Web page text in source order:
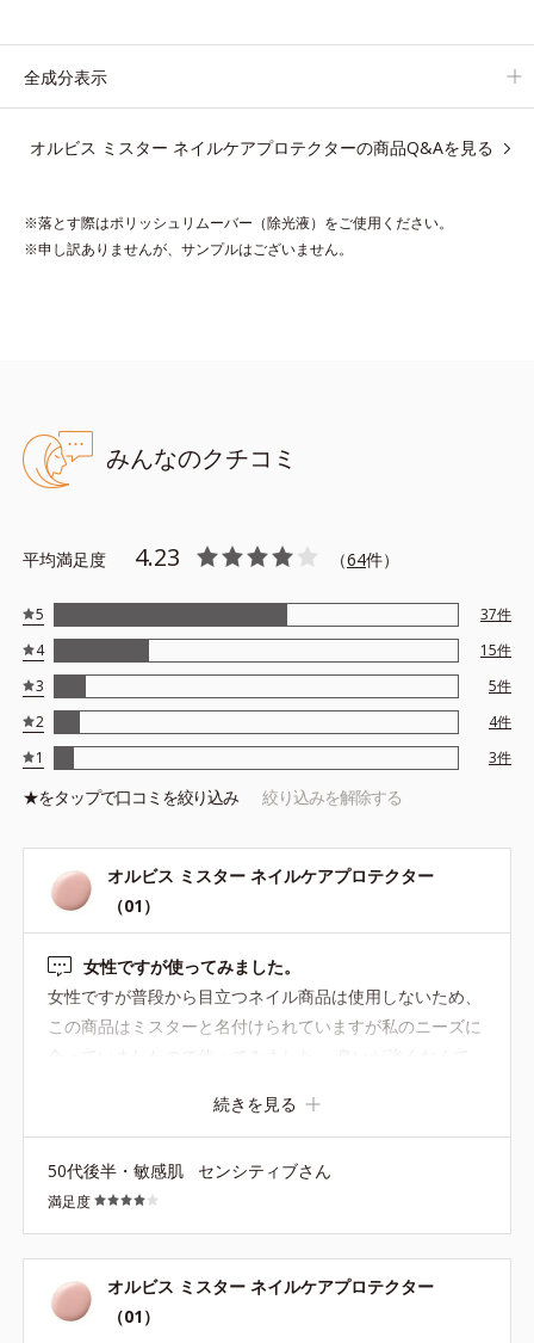
潔感のある好印象な手元へ導くくすみピンク
【ご使用方法】
爪に直接塗ります。2度塗りすると、より美しい仕上がりになり
*1＝アクリル酸アルキルコポリマー、シリカ、メタクリル酸メチル
クロスポリマー、ニトロセルロース
全成分表示
オルビス ミスター ネイルケアプロテクターの商品Q&Aを見る
※落とす際はポリッシュリムーバー（除光液）をご使用ください。
※申し訳ありませんが、サンプルはございません。
みんなのクチコミ
平均満足度 4.23 （64件）
5 37件
4
15件
3
5件
2
4件
1
3件
★をタップで口コミを絞り込み 絞り込みを解除する
オルビス ミスター ネイルケアプロテクター
（01）
女性ですが使ってみました。
女性ですが普段から目立つネイル商品は使用しないため、
この商品はミスターと名付けられていますが私のニーズに
合っていましたので使ってみました。 臭いが強くなくて、
ベタつかないように気を遣わなくても良いです。 元の爪よ
た目でもなく自然です。 全体的な使用感は気に入りました
が、ミスターというネーミングのためか塗った後の爪の色
が多少血色悪く見えます。 もう少しピンク寄りのお色味の
商品が作られる事を希望します。 男女でネイル商品を分け
るのは何故でしょうか。 女性にもこのような使い易い商品
を作っていただきたいです。
続きを見る
50代後半・敏感肌 センシティブさん
満足度
オルビス ミスター ネイルケアプロテクター
（01）